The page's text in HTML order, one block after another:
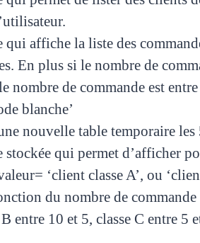
qui affiche la liste des
En plus si le nombre de
nombre de commande est
blanche’
nouvelle table temporaire
stockée qui permet d’afficher
‘client classe A’, ou
du nombre de
entre 10 et 5, classe C entre 5